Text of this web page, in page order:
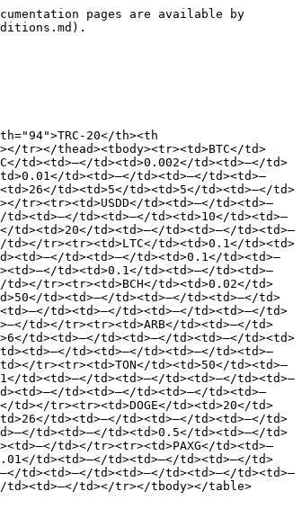
pages are available by
20</th><th
tr></thead><tbody><tr><td>BTC</td>
td><td>—</td><td>0.002</td><td>—</td>
td><td>—</td><td>—</td><td>—
td><td>5</td><td>5</td><td>—</td>
tr><tr><td>USDD</td><td>—</td><td>—
td><td>—</td><td>10</td><td>—
td><td>20</td><td>—</td><td>—</td><td>—
td></tr><tr><td>LTC</td><td>0.1</td><td>
td><td>—</td><td>0.1</td><td>—
td><td>0.1</td><td>—</td><td>—
tr><tr><td>BCH</td><td>0.02</td>
td><td>—</td><td>—</td><td>—</td>
td><td>—</td><td>—</td><td>—</td>
td></tr><tr><td>ARB</td><td>—</td>
td><td>—</td><td>—</td><td>—</td><td>
td><td>—</td><td>—</td><td>—
tr><tr><td>TON</td><td>50</td><td>—
td><td>—</td><td>—</td><td>—</td><td>—
td><td>—</td><td>—</td><td>—
td></tr><tr><td>DOGE</td><td>20</td>
td><td>—</td><td>—</td><td>—</td>
td><td>—</td><td>0.5</td><td>—</td>
td></tr><tr><td>PAXG</td><td>—
td><td>—</td><td>—</td><td>—</td>
td><td>—</td><td>—</td><td>—</td><td>—
td><td>—</td></tr></tbody></table>